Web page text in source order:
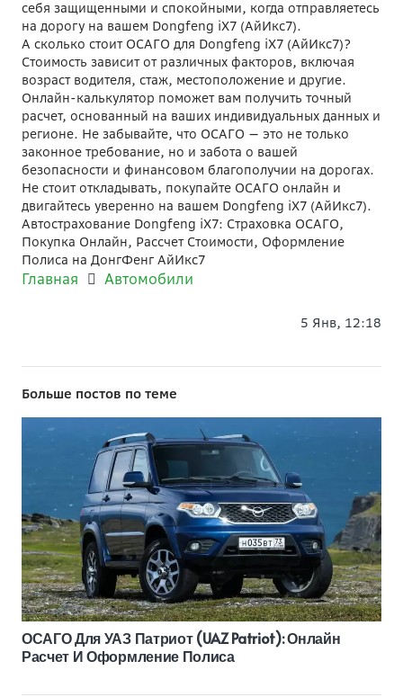
себя защищенными и спокойными, когда отправляетесь
на дорогу на вашем Dongfeng iX7 (АйИкс7).
А сколько стоит ОСАГО для Dongfeng iX7 (АйИкс7)?
Стоимость зависит от различных факторов, включая
возраст водителя, стаж, местоположение и другие.
Онлайн-калькулятор поможет вам получить точный
расчет, основанный на ваших индивидуальных данных и
регионе. Не забывайте, что ОСАГО — это не только
законное требование, но и забота о вашей
безопасности и финансовом благополучии на дорогах.
Не стоит откладывать, покупайте ОСАГО онлайн и
двигайтесь уверенно на вашем Dongfeng iX7 (АйИкс7).
Автострахование Dongfeng iX7: Страховка ОСАГО,
Покупка Онлайн, Рассчет Стоимости, Оформление
Полиса на ДонгФенг АйИкс7
Главная Автомобили
5 Янв, 12:18
Больше постов по теме
ОСАГО Для УАЗ Патриот (UAZ Patriot): Онлайн
Расчет И Оформление Полиса